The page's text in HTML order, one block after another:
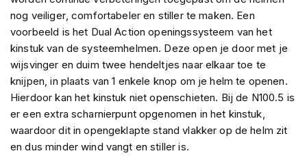
n
K
i
n
d
e
r
s
o
nog veiliger, comfortabeler en stiller te maken. Een
voorbeeld is het Dual Action openingssysteem van het
kinstuk van de systeemhelmen. Deze open je door met je
wijsvinger en duim twee hendeltjes naar elkaar toe te
knijpen, in plaats van 1 enkele knop om je helm te openen.
Hierdoor kan het kinstuk niet openschieten. Bij de N100.5 is
er een extra scharnierpunt opgenomen in het kinstuk,
waardoor dit in opengeklapte stand vlakker op de helm zit
en dus minder wind vangt en stiller is.